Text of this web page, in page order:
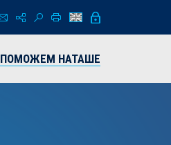
ПОМОЖЕМ НАТАШЕ